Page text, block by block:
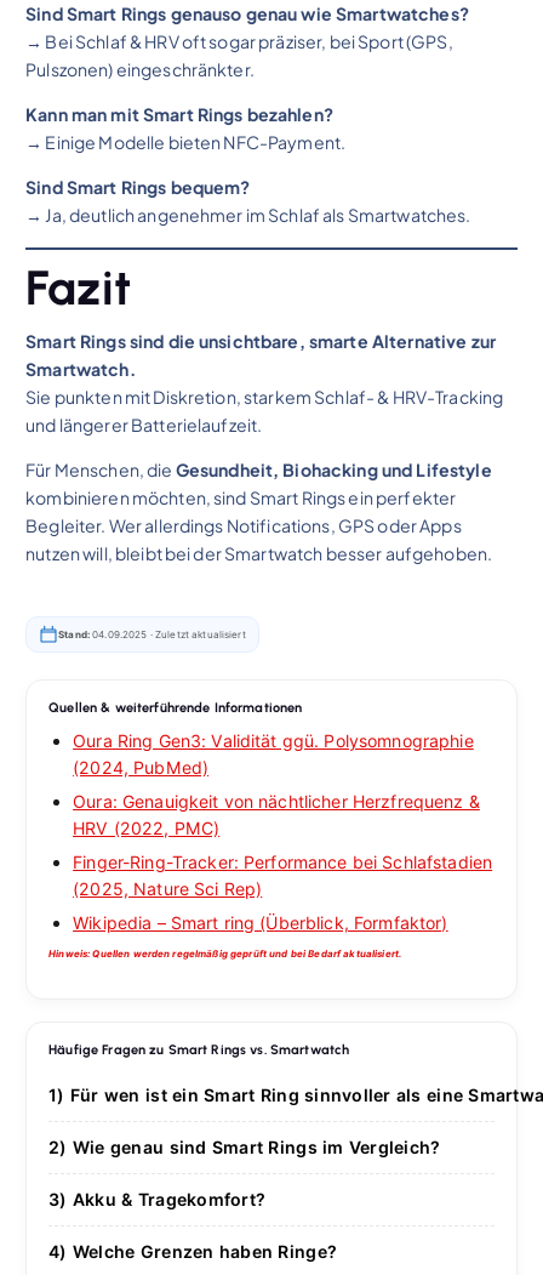
Sind Smart Rings genauso genau wie Smartwatches?
→ Bei Schlaf & HRV oft sogar präziser, bei Sport (GPS,
Pulszonen) eingeschränkter.
Kann man mit Smart Rings bezahlen?
→ Einige Modelle bieten NFC-Payment.
Sind Smart Rings bequem?
→ Ja, deutlich angenehmer im Schlaf als Smartwatches.
Fazit
Smart Rings sind die unsichtbare, smarte Alternative zur
Smartwatch.
Sie punkten mit Diskretion, starkem Schlaf- & HRV-Tracking
und längerer Batterielaufzeit.
Für Menschen, die Gesundheit, Biohacking und Lifestyle
kombinieren möchten, sind Smart Rings ein perfekter
Begleiter. Wer allerdings Notifications, GPS oder Apps
nutzen will, bleibt bei der Smartwatch besser aufgehoben.
Stand:04.09.2025 · Zuletzt aktualisiert
Quellen & weiterführende Informationen
Oura Ring Gen3: Validität ggü. Polysomnographie
(2024, PubMed)
Oura: Genauigkeit von nächtlicher Herzfrequenz &
HRV (2022, PMC)
Finger-Ring-Tracker: Performance bei Schlafstadien
(2025, Nature Sci Rep)
Wikipedia – Smart ring (Überblick, Formfaktor)
Hinweis: Quellen werden regelmäßig geprüft und bei Bedarf aktualisiert.
Häufige Fragen zu Smart Rings vs. Smartwatch
1) Für wen ist ein Smart Ring sinnvoller als eine
Temperatur tracken willst – ohne Display &
(besonders nachts und beim Sport mit
Handgelenksbelastung).
2) Wie genau sind Smart Rings im Vergleich?
Ringe gute Übereinstimmung mit Referenzen; Sport-
Live-Puls) meist überlegen.
3) Akku & Tragekomfort?
eine Woche und stören nachts weniger. Smartwatches
4) Welche Grenzen haben Ringe?